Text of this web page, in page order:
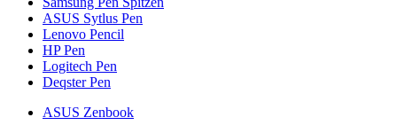
ASUS Sytlus Pen
Lenovo Pencil
HP Pen
Logitech Pen
Deqster Pen
ASUS Zenbook